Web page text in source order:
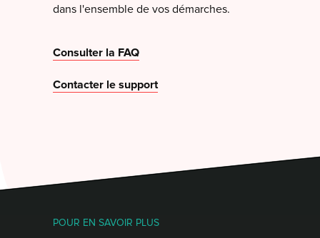
dans l'ensemble de vos démarches.
Consulter la FAQ
Contacter le support
POUR EN SAVOIR PLUS